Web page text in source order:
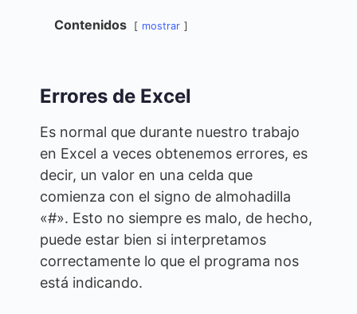
Contenidos mostrar
Errores de Excel
Es normal que durante nuestro trabajo
en Excel a veces obtenemos errores, es
decir, un valor en una celda que
comienza con el signo de almohadilla
«#». Esto no siempre es malo, de hecho,
puede estar bien si interpretamos
correctamente lo que el programa nos
está indicando.